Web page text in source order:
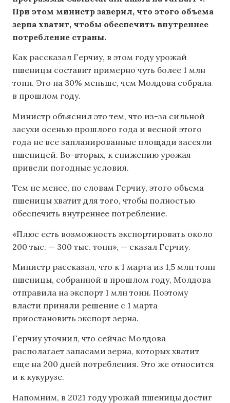
При этом министр заверил, что этого объема
зерна хватит, чтобы обеспечить внутреннее
потребление страны.
Как рассказал Герчиу, в этом году урожай
пшеницы составит примерно чуть более 1 млн
тонн. Это на 30% меньше, чем Молдова собрала
в прошлом году.
Министр объяснил это тем, что из-за сильной
засухи осенью прошлого года и весной этого
года не все запланированные площади засеяли
пшеницей. Во-вторых, к снижению урожая
привели погодные условия.
Тем не менее, по словам Герчиу, этого объема
пшеницы хватит для того, чтобы полностью
обеспечить внутреннее потребление.
«Плюс есть возможность экспортировать около
200 тыс. — 300 тыс. тонн», — сказал Герчиу.
Министр рассказал, что к 1 марта из 1,5 млн тонн
пшеницы, собранной в прошлом году, Молдова
отправила на экспорт 1 млн тонн. Поэтому
власти приняли решение с 1 марта
приостановить экспорт зерна.
Герчиу уточнил, что сейчас Молдова
располагает запасами зерна, которых хватит
еще на 200 дней потребления. Это же относится
и к кукурузе.
Напомним, в 2021 году урожай пшеницы достиг